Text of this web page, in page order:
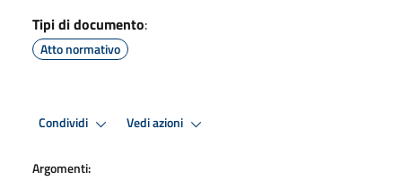
Tipi di documento:
Atto normativo
Condividi Vedi azioni
Argomenti: